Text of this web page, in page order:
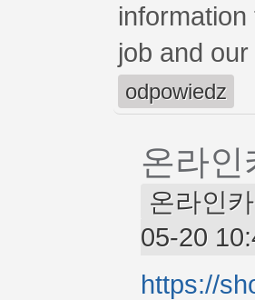
information
job and
odpowiedz
온라인
온라인
05-20
https://